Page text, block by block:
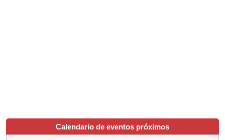
Calendario de eventos próximos